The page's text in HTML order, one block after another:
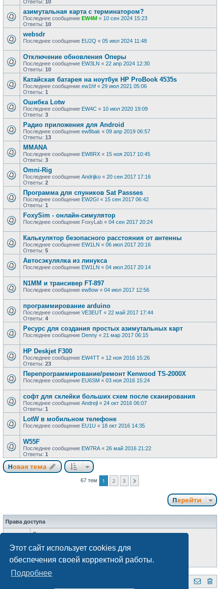
Этот сайт использует cookies для
обеспечения своей корректной работы.
Подробнее
Ответы: 10
азимутальная карта с терминатором?
Последнее сообщение EW4M « 10 сен 2024 15:23
Ответы: 10
websdr
Последнее сообщение EU2Q « 05 июл 2024 11:48
Отключение обновления Оперы
Последнее сообщение EW3LN « 22 апр 2024 12:30
Ответы: 10
Катайская батарея на ноутбук HP ProBook 4535s
Последнее сообщение ew1hf « 29 июл 2021 05:06
Ответы: 1
Ошибка Lotw
Последнее сообщение EW4C « 10 июл 2020 19:09
Ответы: 3
Радио приложения для Android
Последнее сообщение ew8bak « 09 апр 2019 06:57
Ответы: 13
MMANA
Последнее сообщение EW8RX « 15 ноя 2017 10:45
Ответы: 3
Omni-Rig
Последнее сообщение Andrijko « 20 сен 2017 17:16
Ответы: 2
Программа для спуников Sat Passses
Последнее сообщение EW2GI « 15 сен 2017 06:42
Ответы: 1
FoxySim - онлайн-симулятор
Последнее сообщение FoxyLab « 04 сен 2017 20:24
Калькулятор безопасного расстояния от антенны
Последнее сообщение EW1LN « 06 июл 2017 20:16
Ответы: 5
Автосэкулялка из линукса
Последнее сообщение EW1LN « 04 июл 2017 20:14
N1MM и трансивер FT-897
Последнее сообщение ew8ow « 04 июл 2017 12:56
программирование arduino
Последнее сообщение VE3EUT « 22 май 2017 17:44
Ответы: 4
Ресурс для создания простых азимутальных карт
Последнее сообщение Denny « 21 мар 2017 06:15
HP Deskjet F300
Последнее сообщение EW4TT « 12 ноя 2016 15:26
Ответы: 23
Перепрограммирование/ремонт Kenwood TS-2000X
Последнее сообщение EU6SM « 03 ноя 2016 15:24
софт для склейки больших схем после сканирования
Последнее сообщение Andrejl « 24 окт 2016 06:07
Ответы: 1
LotW в мобильном телефоне
Последнее сообщение EU1U « 18 окт 2016 14:35
W55F
Последнее сообщение EW7RA « 26 май 2016 21:22
Ответы: 1
Новая тема
67 тем 1 2 3
Перейти
Права доступа
Выне можетеначинать темы
Выне можетередактировать свои сообщения
Выне можетедобавлять вложения